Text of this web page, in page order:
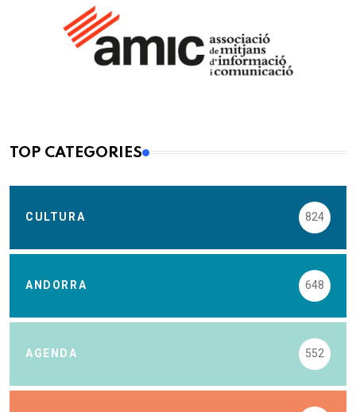
TOP CATEGORIES
CULTURA 824
ANDORRA 648
AGENDA 552